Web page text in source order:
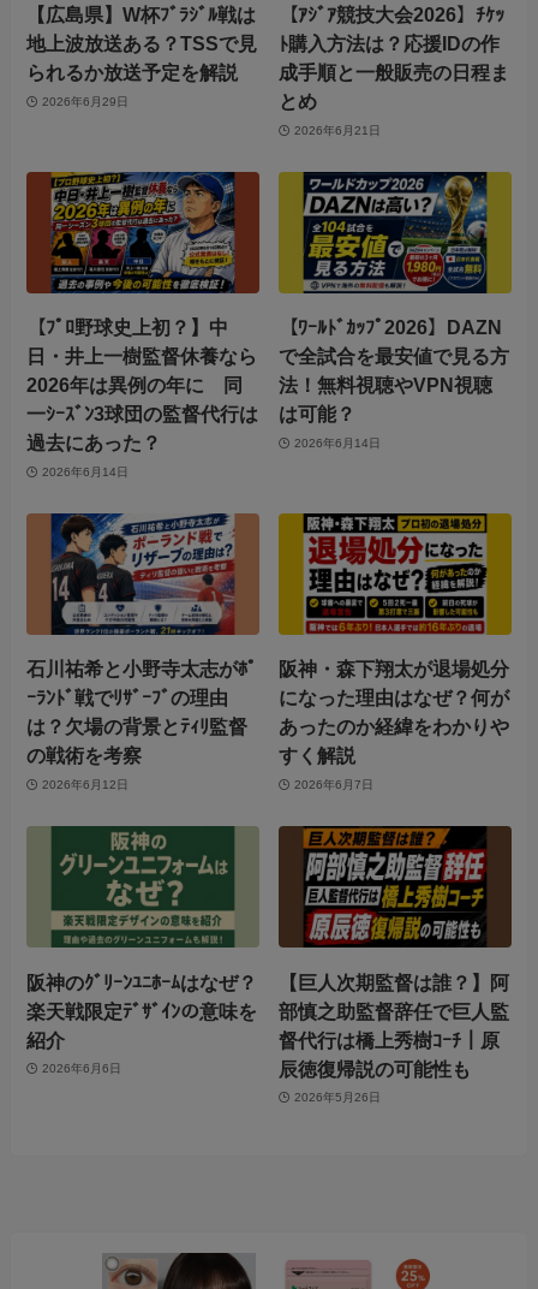
【広島県】W杯ﾌﾞﾗｼﾞﾙ戦は
地上波放送ある？TSSで見
られるか放送予定を解説
2026年6月29日
【ｱｼﾞｱ競技大会2026】ﾁｹｯ
ﾄ購入方法は？応援IDの作
成手順と一般販売の日程ま
とめ
2026年6月21日
【ﾌﾟﾛ野球史上初？】中
日・井上一樹監督休養なら
2026年は異例の年に 同
一ｼｰｽﾞﾝ3球団の監督代行は
過去にあった？
2026年6月14日
【ﾜｰﾙﾄﾞｶｯﾌﾟ2026】DAZN
で全試合を最安値で見る方
法！無料視聴やVPN視聴
は可能？
2026年6月14日
石川祐希と小野寺太志がﾎﾟ
ｰﾗﾝﾄﾞ戦でﾘｻﾞｰﾌﾞの理由
は？欠場の背景とﾃｨﾘ監督
の戦術を考察
2026年6月12日
阪神・森下翔太が退場処分
になった理由はなぜ？何が
あったのか経緯をわかりや
すく解説
2026年6月7日
阪神のｸﾞﾘｰﾝﾕﾆﾎｰﾑはなぜ？
楽天戦限定ﾃﾞｻﾞｲﾝの意味を
紹介
2026年6月6日
【巨人次期監督は誰？】阿
部慎之助監督辞任で巨人監
督代行は橋上秀樹ｺｰﾁ｜原
辰徳復帰説の可能性も
2026年5月26日